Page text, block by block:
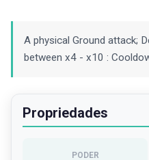
A physical Ground attack;
between x4 - x10 :
Propriedades
PODER